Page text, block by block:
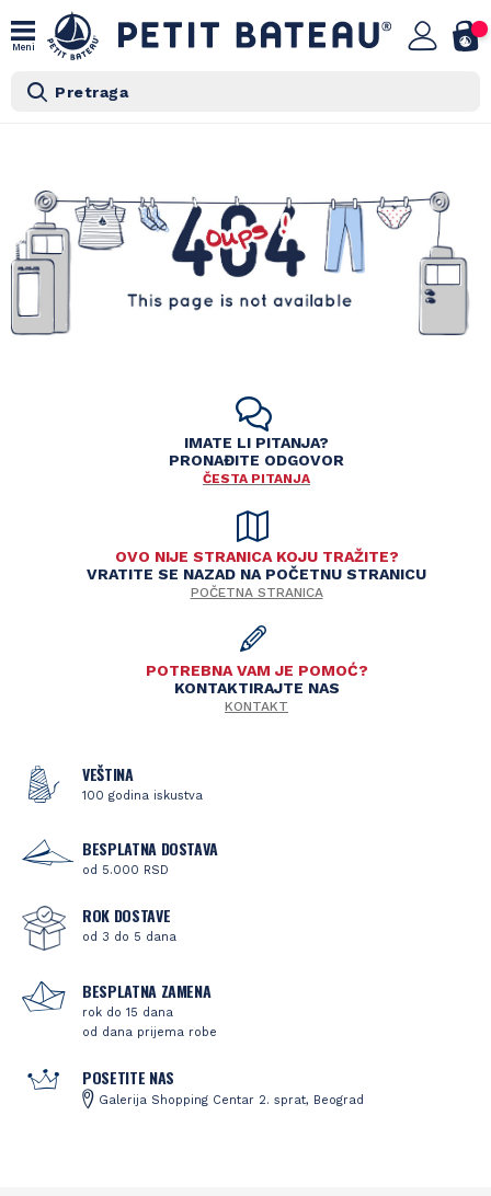
Meni
Pretraga
IMATE LI PITANJA?
PRONAĐITE ODGOVOR
ČESTA PITANJA
OVO NIJE STRANICA KOJU TRAŽITE?
VRATITE SE NAZAD NA POČETNU STRANICU
POČETNA STRANICA
POTREBNA VAM JE POMOĆ?
KONTAKTIRAJTE NAS
KONTAKT
VEŠTINA
100 godina iskustva
BESPLATNA DOSTAVA
od 5.000 RSD
ROK DOSTAVE
od 3 do 5 dana
BESPLATNA ZAMENA
rok do 15 dana
od dana prijema robe
POSETITE NAS
Galerija Shopping Centar 2. sprat, Beograd